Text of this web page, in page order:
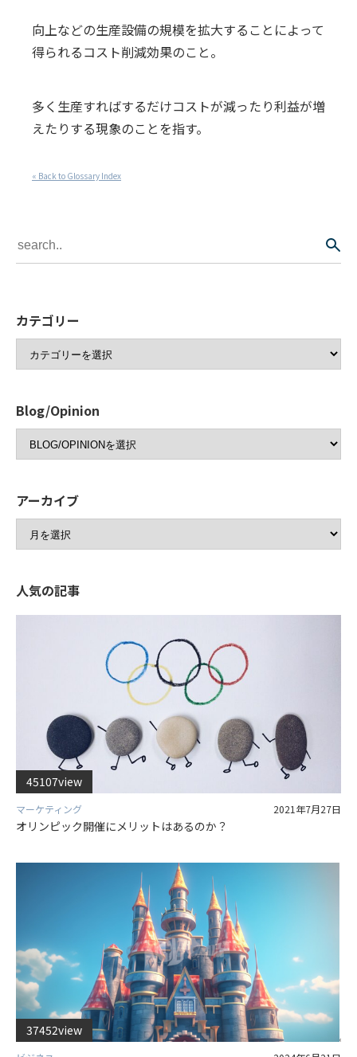
向上などの生産設備の規模を拡大することによって
得られるコスト削減効果のこと。
多く生産すればするだけコストが減ったり利益が増
えたりする現象のことを指す。
« Back to Glossary Index
カテゴリー
Blog/Opinion
アーカイブ
人気の記事
45107view
マーケティング 2021年7月27日
オリンピック開催にメリットはあるのか？
37452view